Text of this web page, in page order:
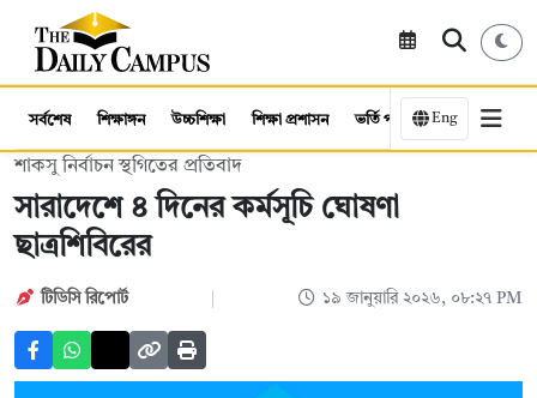
সর্বশেষ শিক্ষাঙ্গন উচ্চশিক্ষা শিক্ষা প্রশাসন ভর্তি পরীক্ষা কর্মসংস্থান
Eng
শাকসু নির্বাচন স্থগিতের প্রতিবাদ
সারাদেশে ৪ দিনের কর্মসূচি ঘোষণা
ছাত্রশিবিরের
টিডিসি রিপোর্ট ১৯ জানুয়ারি ২০২৬, ০৮:২৭ PM